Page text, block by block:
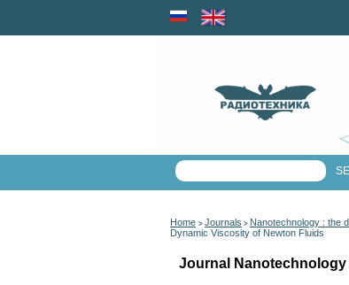
Home > Journals > Nanotechnology : the
Dynamic Viscosity of Newton Fluids
Journal Nanotechnology